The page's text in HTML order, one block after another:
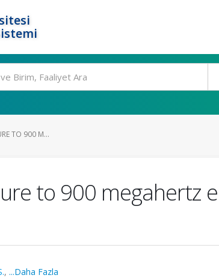
TO 900 M...
to 900 megahertz
, ...Daha Fazla